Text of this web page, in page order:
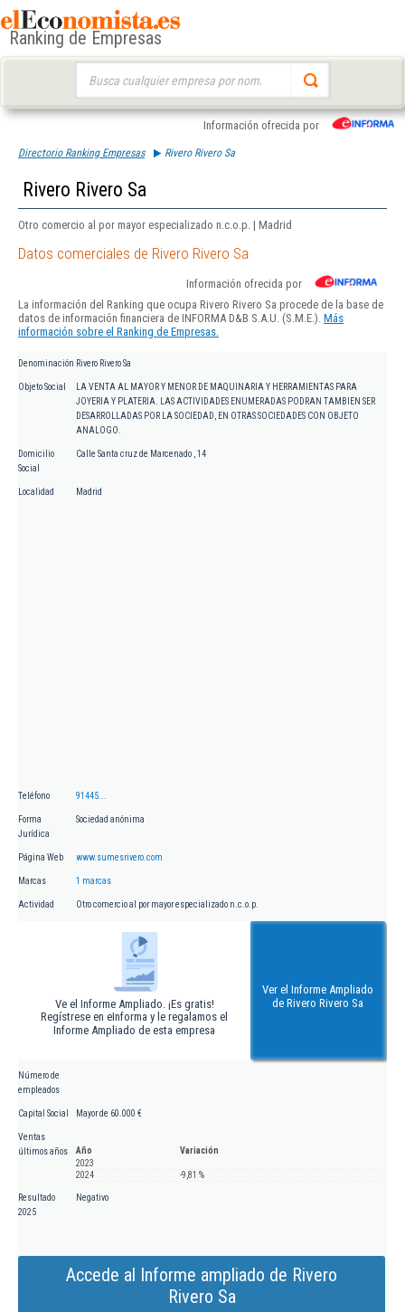
Ranking de Empresas
Información ofrecida por
Directorio Ranking Empresas Rivero Rivero Sa
Rivero Rivero Sa
Otro comercio al por mayor especializado n.c.o.p. | Madrid
Datos comerciales de Rivero Rivero Sa
Información ofrecida por
La información del Ranking que ocupa Rivero Rivero Sa procede de la base de
datos de información financiera de INFORMA D&B S.A.U. (S.M.E.). Más
información sobre el Ranking de Empresas.
Denominación Rivero Rivero Sa
Objeto Social
LA VENTA AL MAYOR Y MENOR DE MAQUINARIA Y HERRAMIENTAS PARA
JOYERIA Y PLATERIA. LAS ACTIVIDADES ENUMERADAS PODRAN TAMBIEN SER
DESARROLLADAS POR LA SOCIEDAD, EN OTRAS SOCIEDADES CON OBJETO
ANALOGO.
Domicilio
Social
Calle Santa cruz de Marcenado , 14
Localidad Madrid
Teléfono 91445...
Forma
Jurídica
Sociedad anónima
Página Web www.sumesrivero.com
Marcas 1 marcas
Actividad Otro comercio al por mayor especializado n.c.o.p.
Ve el Informe Ampliado. ¡Es gratis!
Regístrese en eInforma y le regalamos el
Informe Ampliado de esta empresa
Ver el Informe Ampliado
de Rivero Rivero Sa
Número de
empleados
Capital Social Mayor de 60.000 €
Ventas
últimos años
Año
Variación
2023
2024
-9,81 %
Resultado
2025
Negativo
Accede al Informe ampliado de Rivero
Rivero Sa